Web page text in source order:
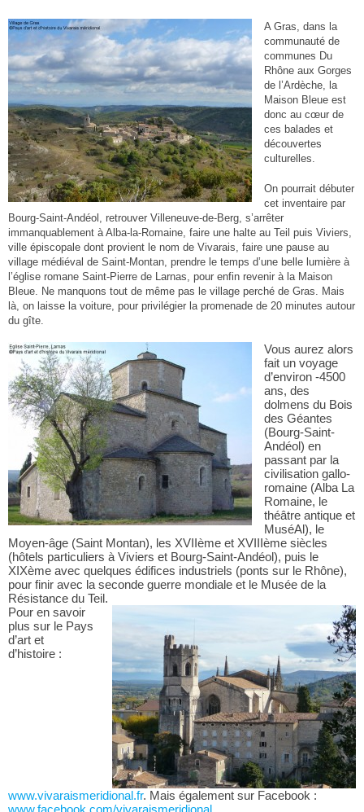
A Gras, dans la
communauté de
communes Du
Rhône aux Gorges
de l’Ardèche, la
Maison Bleue est
donc au cœur de
ces balades et
découvertes
culturelles.
On pourrait débuter
cet inventaire par
Bourg-Saint-Andéol, retrouver Villeneuve-de-Berg, s’arrêter
immanquablement à Alba-la-Romaine, faire une halte au Teil puis Viviers,
ville épiscopale dont provient le nom de Vivarais, faire une pause au
village médiéval de Saint-Montan, prendre le temps d’une belle lumière à
l’église romane Saint-Pierre de Larnas, pour enfin revenir à la Maison
Bleue. Ne manquons tout de même pas le village perché de Gras. Mais
là, on laisse la voiture, pour privilégier la promenade de 20 minutes autour
du gîte.
Vous aurez alors
fait un voyage
d’environ -4500
ans, des
dolmens du Bois
des Géantes
(Bourg-Saint-
Andéol) en
passant par la
civilisation gallo-
romaine (Alba La
Romaine, le
théâtre antique et
MuséAl), le
Moyen-âge (Saint Montan), les XVIIème et XVIIIème siècles
(hôtels particuliers à Viviers et Bourg-Saint-Andéol), puis le
XIXème avec quelques édifices industriels (ponts sur le Rhône),
pour finir avec la seconde guerre mondiale et le Musée de la
Résistance du Teil.
Pour en savoir
plus sur le Pays
d’art et
d’histoire :
www.vivaraismeridional.fr. Mais également sur Facebook :
www.facebook.com/vivaraismeridional.